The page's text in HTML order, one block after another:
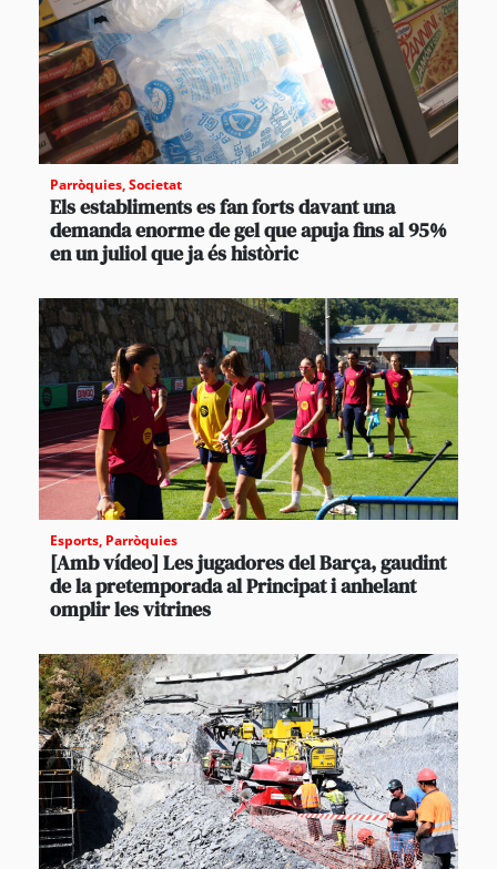
Parròquies,Societat
Els establiments es fan forts davant una
demanda enorme de gel que apuja fins al 95%
en un juliol que ja és històric
Esports, Parròquies
[Amb vídeo] Les jugadores del Barça, gaudint
de la pretemporada al Principat i anhelant
omplir les vitrines